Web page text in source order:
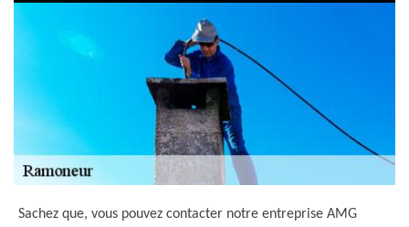
Sachez que, vous pouvez contacter notre entreprise AMG